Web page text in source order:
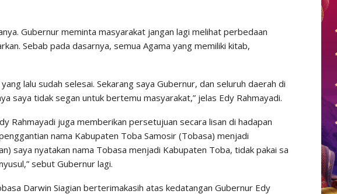
Gubernur meminta masyarakat jangan lagi melihat perbedaan
Sebab pada dasarnya, semua Agama yang memiliki kitab,
lalu sudah selesai. Sekarang saya Gubernur, dan seluruh daerah di
saya tidak segan untuk bertemu masyarakat,” jelas Edy Rahmayadi.
Rahmayadi juga memberikan persetujuan secara lisan di hadapan
nama Kabupaten Toba Samosir (Tobasa) menjadi
saya nyatakan nama Tobasa menjadi Kabupaten Toba, tidak pakai sa
sebut Gubernur lagi.
Darwin Siagian berterimakasih atas kedatangan Gubernur Edy